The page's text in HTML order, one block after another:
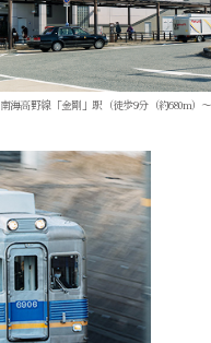
南海高野線「金剛」駅（徒歩9分（約680m）～